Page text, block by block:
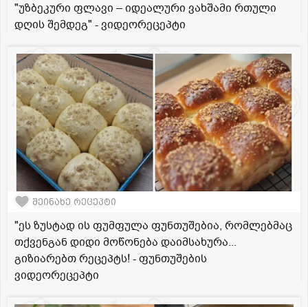
"უზბეკური ფლავი – იდეალური ვახშამი რთული
დღის შემდეგ" - ვიდეორეცეპტი
შეინახე რეცეპტი
"ეს ზუსტად ის ფუმფულა ფუნთუშებია, რომლებმაც
თქვენგან დიდი მოწონება დაიმსახურა...
გიზიარებთ რეცეპტს! - ფუნთუშების
ვიდეორეცეპტი